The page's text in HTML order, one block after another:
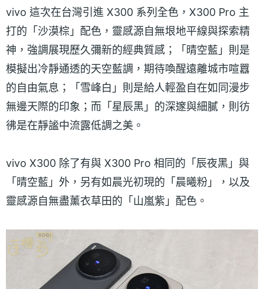
vivo 這次在台灣引進 X300 系列全色，X300 Pro 主
打的「沙漠棕」配色，靈感源自無垠地平線與探索精
神，強調展現歷久彌新的經典質感；「晴空藍」則是
模擬出冷靜通透的天空藍調，期待喚醒遠離城市喧囂
的自由氣息；「雪峰白」則是給人輕盈自在如同漫步
無邊天際的印象；而「星辰黑」的深邃與細膩，則彷
彿是在靜謐中流露低調之美。
vivo X300 除了有與 X300 Pro 相同的「辰夜黑」與
「晴空藍」外，另有如晨光初現的「晨曦粉」，以及
靈感源自無盡薰衣草田的「山嵐紫」配色。